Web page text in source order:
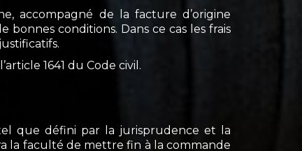
accompagné de la facture d’origine
conditions. Dans ce cas les frais
1641 du Code civil.
que défini par la jurisprudence et la
la faculté de mettre fin à la commande